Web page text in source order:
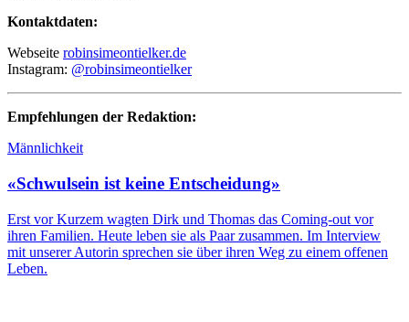
Kontaktdaten:
Webseite robinsimeontielker.de
Instagram: @robinsimeontielker
Empfehlungen der Redaktion:
Männlichkeit
«Schwulsein ist keine Entscheidung»
Erst vor Kurzem wagten Dirk und Thomas das Coming-out vor
ihren Familien. Heute leben sie als Paar zusammen. Im Interview
mit unserer Autorin sprechen sie über ihren Weg zu einem offenen
Leben.